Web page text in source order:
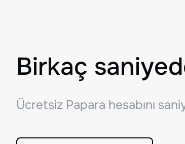
Birkaç
Ücretsiz Papara hesabını